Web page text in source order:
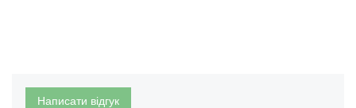
Написати відгук